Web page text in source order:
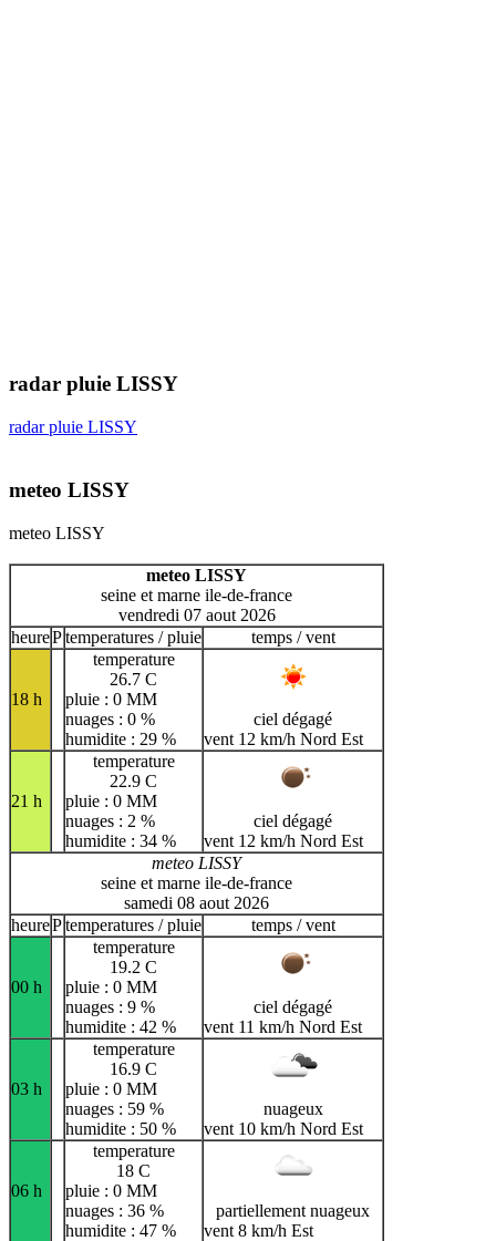
radar pluie LISSY
radar pluie LISSY
meteo LISSY
meteo LISSY
meteo LISSY
seine et marne ile-de-france
vendredi 07 aout 2026
heurePtemperatures / pluie temps / vent
18 h
temperature
26.7 C
pluie : 0 MM
nuages : 0 %
humidite : 29 %
ciel dégagé
vent 12 km/h Nord Est
21 h
temperature
22.9 C
pluie : 0 MM
nuages : 2 %
humidite : 34 %
ciel dégagé
vent 12 km/h Nord Est
meteo LISSY
seine et marne ile-de-france
samedi 08 aout 2026
heurePtemperatures / pluie temps / vent
00 h
temperature
19.2 C
pluie : 0 MM
nuages : 9 %
humidite : 42 %
ciel dégagé
vent 11 km/h Nord Est
03 h
temperature
16.9 C
pluie : 0 MM
nuages : 59 %
humidite : 50 %
nuageux
vent 10 km/h Nord Est
06 h
temperature
18 C
pluie : 0 MM
nuages : 36 %
humidite : 47 %
partiellement nuageux
vent 8 km/h Est